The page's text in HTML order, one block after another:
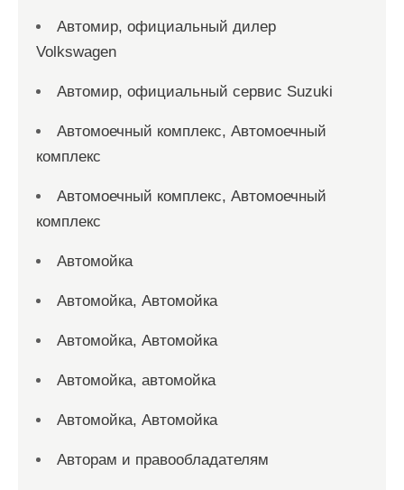
Автомир, официальный дилер
Volkswagen
Автомир, официальный сервис Suzuki
Автомоечный комплекс, Автомоечный
комплекс
Автомоечный комплекс, Автомоечный
комплекс
Автомойка
Автомойка, Автомойка
Автомойка, Автомойка
Автомойка, автомойка
Автомойка, Автомойка
Авторам и правообладателям